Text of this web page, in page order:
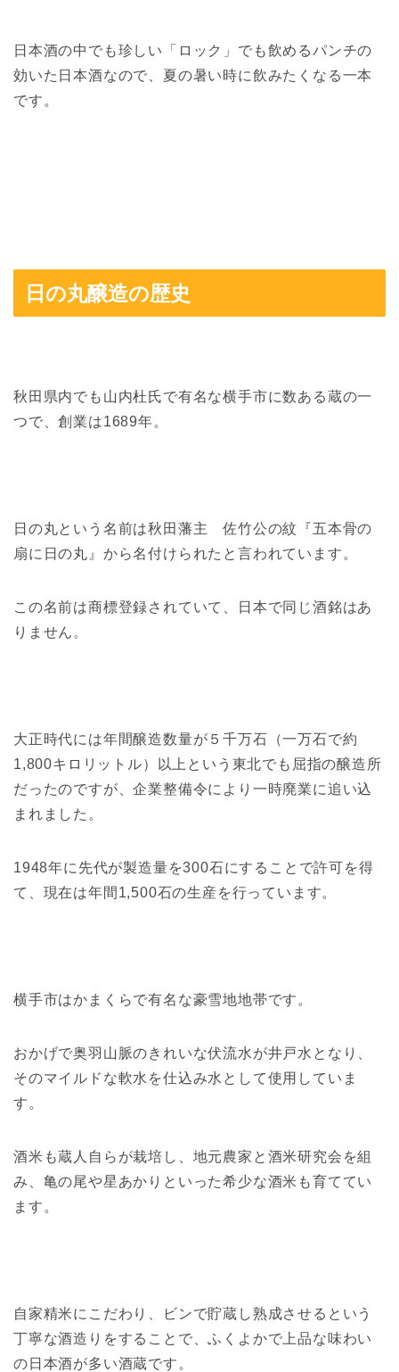
日本酒の中でも珍しい「ロック」でも飲めるパンチの
効いた日本酒なので、夏の暑い時に飲みたくなる一本
です。
日の丸醸造の歴史
秋田県内でも山内杜氏で有名な横手市に数ある蔵の一
つで、創業は1689年。
日の丸という名前は秋田藩主 佐竹公の紋『五本骨の
扇に日の丸』から名付けられたと言われています。
この名前は商標登録されていて、日本で同じ酒銘はあ
りません。
大正時代には年間醸造数量が５千万石（一万石で約
1,800キロリットル）以上という東北でも屈指の醸造所
だったのですが、企業整備令により一時廃業に追い込
まれました。
1948年に先代が製造量を300石にすることで許可を得
て、現在は年間1,500石の生産を行っています。
横手市はかまくらで有名な豪雪地地帯です。
おかげで奥羽山脈のきれいな伏流水が井戸水となり、
そのマイルドな軟水を仕込み水として使用していま
す。
酒米も蔵人自らが栽培し、地元農家と酒米研究会を組
み、亀の尾や星あかりといった希少な酒米も育ててい
ます。
自家精米にこだわり、ビンで貯蔵し熟成させるという
丁寧な酒造りをすることで、ふくよかで上品な味わい
の日本酒が多い酒蔵です。